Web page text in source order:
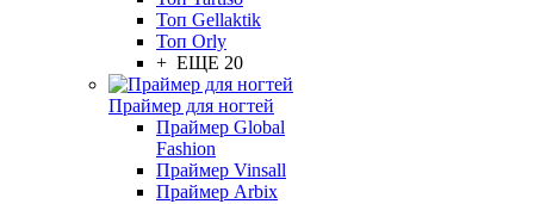
Топ Gellaktik
Топ Orly
+ ЕЩЕ 20
Праймер для ногтей
Праймер Global
Fashion
Праймер Vinsall
Праймер Arbix